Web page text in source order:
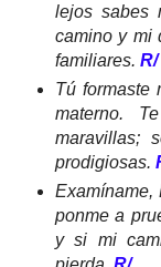
lejos sabes
camino y mi
familiares. R/
Tú formaste
materno.
maravillas;
prodigiosas.
Examíname,
ponme a
y si mi